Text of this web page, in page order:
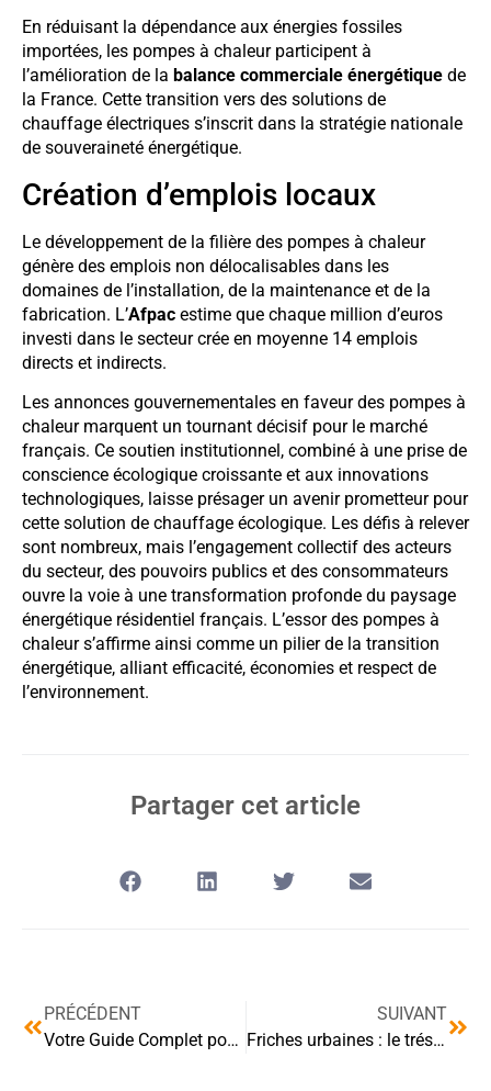
En réduisant la dépendance aux énergies fossiles
importées, les pompes à chaleur participent à
l’amélioration de la balance commerciale énergétique de
la France. Cette transition vers des solutions de
chauffage électriques s’inscrit dans la stratégie nationale
de souveraineté énergétique.
Création d’emplois locaux
Le développement de la filière des pompes à chaleur
génère des emplois non délocalisables dans les
domaines de l’installation, de la maintenance et de la
fabrication. L’Afpac estime que chaque million d’euros
investi dans le secteur crée en moyenne 14 emplois
directs et indirects.
Les annonces gouvernementales en faveur des pompes à
chaleur marquent un tournant décisif pour le marché
français. Ce soutien institutionnel, combiné à une prise de
conscience écologique croissante et aux innovations
technologiques, laisse présager un avenir prometteur pour
cette solution de chauffage écologique. Les défis à relever
sont nombreux, mais l’engagement collectif des acteurs
du secteur, des pouvoirs publics et des consommateurs
ouvre la voie à une transformation profonde du paysage
énergétique résidentiel français. L’essor des pompes à
chaleur s’affirme ainsi comme un pilier de la transition
énergétique, alliant efficacité, économies et respect de
l’environnement.
Partager cet article
PRÉCÉDENT
Votre Guide Complet pour Trouver les Meilleurs Experts Immobiliers à Dijon
SUIVANT
Friches urbaines : le trésor caché de nos villes